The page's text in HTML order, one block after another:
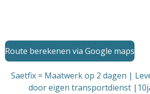
Route berekenen via Google maps
Saetfix = Maatwerk op 2 dagen |
door eigen transportdienst